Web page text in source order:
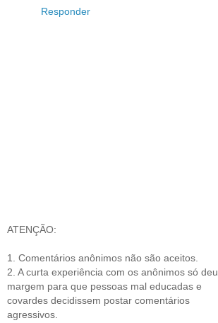
Responder
ATENÇÃO:
1. Comentários anônimos não são aceitos.
2. A curta experiência com os anônimos só deu
margem para que pessoas mal educadas e
covardes decidissem postar comentários
agressivos.